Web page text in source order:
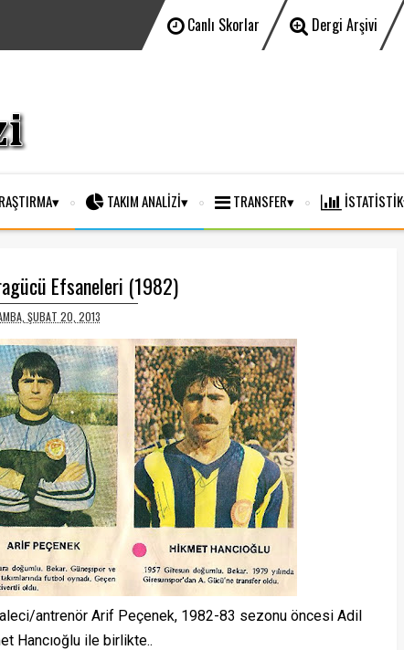
Canlı Skorlar Dergi Arşivi
TAKIM ANALİZİ TRANSFER İSTATİSTİK
Efsaneleri (1982)
ŞUBAT 20, 2013
antrenör Arif Peçenek, 1982-83 sezonu öncesi Adil
Hancıoğlu ile birlikte..